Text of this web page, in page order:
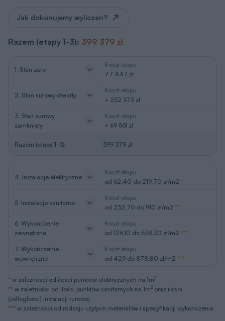
Jak dokonujemy wyliczeń?
Razem (etapy 1-3): 399 379 zł
1. Stan zero
Koszt etapu
77 447 zł
2. Stan surowy otwarty
Koszt etapu
+ 252 373 zł
3. Stan surowy
zamknięty
Koszt etapu
+ 69 561 zł
Razem (etapy 1-3): 399 379 zł
4. Instalacje elektryczne
Koszt etapu
od 62,40 do 219,70 zł/m2 *
5. Instalacje sanitarne
Koszt etapu
od 232,70 do 910 zł/m2 **
6. Wykończenie
zewnętrzne
Koszt etapu
od 126,10 do 638,30 zł/m2 ***
7. Wykończenie
wewnętrzne
Koszt etapu
od 429 do 878,80 zł/m2 ***
* w zależności od ilości punktów elektrycznych na 1m2
** w zależności od ilości punktów sanitarnych na 1m2 oraz ilości
(odległości) instalacji rurowej
*** w zależności od rodzaju użytych meteriałów i specyfikacji wykończenia